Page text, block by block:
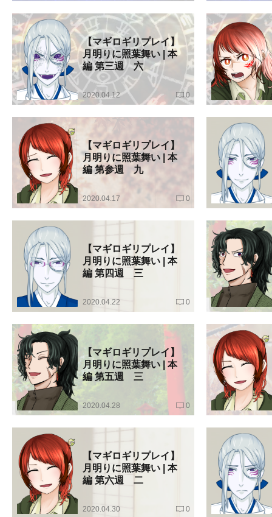
【マギロギリプレイ】
月明りに照葉舞い | 本
編 第三週 六
2020.04.12 0
【マギロギリプレイ】
月明りに照葉舞い | 本
編 第参週 九
2020.04.17 0
【マギロギリプレイ】
月明りに照葉舞い | 本
編 第四週 三
2020.04.22 0
【マギロギリプレイ】
月明りに照葉舞い | 本
編 第五週 三
2020.04.28 0
【マギロギリプレイ】
月明りに照葉舞い | 本
編 第六週 二
2020.04.30 0